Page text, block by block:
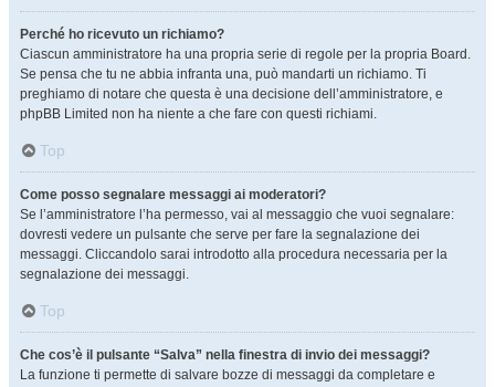
Perché ho ricevuto un richiamo?
Ciascun amministratore ha una propria serie di regole per la propria Board.
Se pensa che tu ne abbia infranta una, può mandarti un richiamo. Ti
preghiamo di notare che questa è una decisione dell’amministratore, e
phpBB Limited non ha niente a che fare con questi richiami.
Top
Come posso segnalare messaggi ai moderatori?
Se l’amministratore l’ha permesso, vai al messaggio che vuoi segnalare:
dovresti vedere un pulsante che serve per fare la segnalazione dei
messaggi. Cliccandolo sarai introdotto alla procedura necessaria per la
segnalazione dei messaggi.
Top
Che cos’è il pulsante “Salva” nella finestra di invio dei messaggi?
La funzione ti permette di salvare bozze di messaggi da completare e